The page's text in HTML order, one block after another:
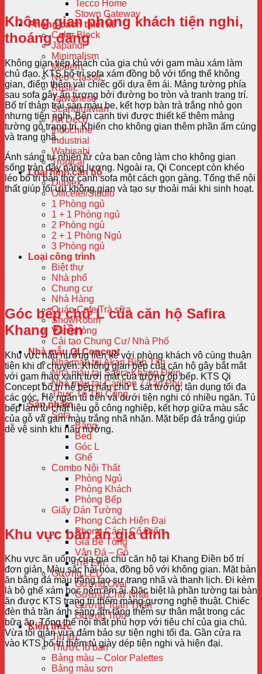
Tecco Home
Stown Gateway
Phong cách thiết kế
Color Block
Japandi
Minimalism
Modern
Neo-Classic
Rustic
Taiwanese
Scandinavian
Art Deco
Indochine
Industrial
Wabisabi
Tropical
Loại hình căn hộ
Duplex
Officetel/Studio
1 Phòng ngủ
1 + 1 Phòng ngủ
2 Phòng ngủ
2 + 1 Phòng Ngủ
3 Phòng ngủ
Loại công trình
Biệt thự
Nhà phố
Chung cư
Nhà Hàng
Quán Cafe/Trà sữa
ShowRoom
Văn phòng
Cải tạo Chung Cư/ Nhà Phố
Nhà mẫu QI Concept
Nhà mẫu tại Akari Bình Tân
Nhà mẫu tại Safira Khang Điền
Nhà mẫu tại Carillon 7 Tân Phú
Thực Tế Thi Công
Sản phẩm
Sofa
Băng
Bed
Góc L
Ghế
Combo Nội Thất
Phòng Ngủ
Phòng Khách
Phòng Bếp
Giấy Dán Tường
Phong Cách Hiện Đại
Phong Cách Cổ Điển
Giả Bê Tông
Vân Đá – Gỗ
Trẻ Em
Gương LED
Gương Oval
Gương Chữ Nhật
Gương Toàn Thân
Gương Tròn
Kiến thức
Tin tức
Thước lỗ ban
Bảng màu – Color Palettes
Bảng màu sơn
Không gian phòng khách tiện nghi,
thoáng đãng
Không gian tiếp khách của gia chủ với gam màu xám làm
chủ đạo. KTS bố trí sofa xám đồng bộ với tổng thể không
gian, điểm thêm vài chiếc gối dựa êm ái. Mảng tường phía
sau sofa gây ấn tượng bởi đường bo tròn và tranh trang trí.
Bố trí thảm trải sàn màu be, kết hợp bàn trà trắng nhỏ gọn
nhưng tiện nghi. Bên cạnh tivi được thiết kế thêm mảng
tường gỗ trang trí. Khiến cho không gian thêm phần ấm cúng
và trang nhã.
Ánh sáng tự nhiên từ cửa ban công làm cho không gian
sống tràn đầy năng lượng. Ngoài ra, Qi Concept còn khéo
léo bố trí bàn thờ cạnh sofa một cách gọn gàng. Tổng thể nội
thất giúp tối ưu không gian và tạo sự thoải mái khi sinh hoạt.
Góc bếp chữ L của căn hộ Safira
Khang Điền
Khu vực nấu nướng liền kề với phòng khách vô cùng thuận
tiện khi di chuyển. Không gian bếp của căn hộ gây bắt mắt
với gam màu xanh tươi mát của tường ốp bếp. KTS Qi
Concept bố trí hệ bếp nấu chữ L sát tường, tận dụng tối đa
các góc. Hệ ngăn tủ trên và dưới tiện nghi có nhiều ngăn. Tủ
bếp làm từ chất liệu gỗ công nghiệp, kết hợp giữa màu sắc
của gỗ và gam màu trắng nhã nhặn. Mặt bếp đá trắng giúp
dễ vệ sinh khi nấu nướng.
Khu vực bàn ăn gia đình
Khu vực ăn uống của gia chủ căn hộ tại Khang Điền bố trí
đơn giản. Màu sắc hài hòa, đồng bộ với không gian. Mặt bàn
ăn bằng đá màu trắng tạo sự trang nhã và thanh lịch. Đi kèm
là bộ ghế xám bọc nệm êm ái. Đặc biệt là phần tường tại bàn
ăn được KTS trang trí thêm mảng gương nghệ thuật. Chiếc
đèn thả trần ánh sáng ấm tăng thêm sự thân mật trong các
bữa ăn. Tổng thể nội thất phù hợp với tiêu chí của gia chủ.
Vừa tối giản vừa đảm bảo sự tiện nghi tối đa. Gần cửa ra
vào KTS bố trí thêm tủ giày dép tiện nghi và hiện đại.